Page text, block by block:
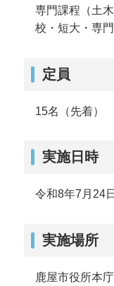
専門課程（土
校・短大・専
定員
15名（先着）
実施日時
令和8年7月24
実施場所
鹿屋市役所本